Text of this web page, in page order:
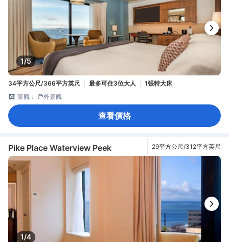
1/5
34平方公尺/366平方英尺 最多可住3位大人
1張特大床
景觀： 戶外景觀
查看價格
Pike Place Waterview Peek 29平方公尺/312平方英尺
1/4